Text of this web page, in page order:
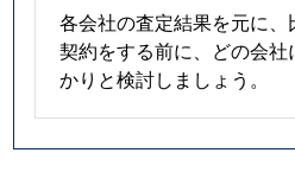
各会社の査定結果を元に、
契約をする前に、どの会社
かりと検討しましょう。